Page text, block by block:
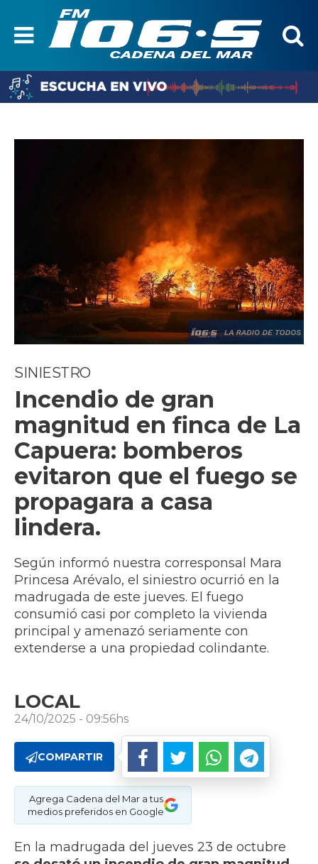
SINIESTRO
Incendio de gran
magnitud en finca de La
Capuera: bomberos
evitaron que el fuego se
propagara a casa
lindera.
Según informó nuestra corresponsal Mara
Princesa Arévalo, el siniestro ocurrió en la
madrugada de este jueves. El fuego
consumió casi por completo la vivienda
principal y amenazó seriamente con
extenderse a una propiedad colindante.
LOCAL
24/10/2025 - 09:56hs
COMPARTIR
Agrega Cadena del Mar a tus
medios preferidos en Google
En la madrugada del jueves 23 de octubre